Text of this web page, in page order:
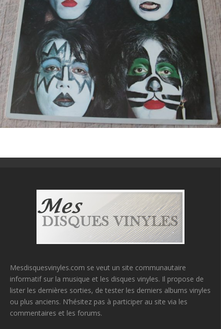
Mesdisquesvinyles.com se veut un site communautaire
informatif sur la musique et les disques vinyles. Il propose de
lister les dernières sorties, de tester les derniers albums vinyles
ou plus anciens. N’hésitez pas à participer au site via les
commentaires et les forums.